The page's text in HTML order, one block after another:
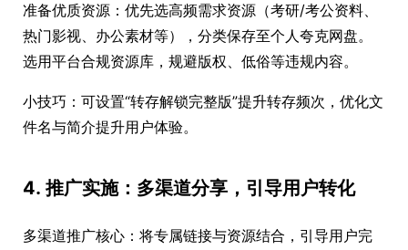
准备优质资源：优先选高频需求资源（考研/考公资料、
热门影视、办公素材等），分类保存至个人夸克网盘。
选用平台合规资源库，规避版权、低俗等违规内容。
小技巧：可设置“转存解锁完整版”提升转存频次，优化文
件名与简介提升用户体验。
4. 推广实施：多渠道分享，引导用户转化
多渠道推广核心：将专属链接与资源结合，引导用户完